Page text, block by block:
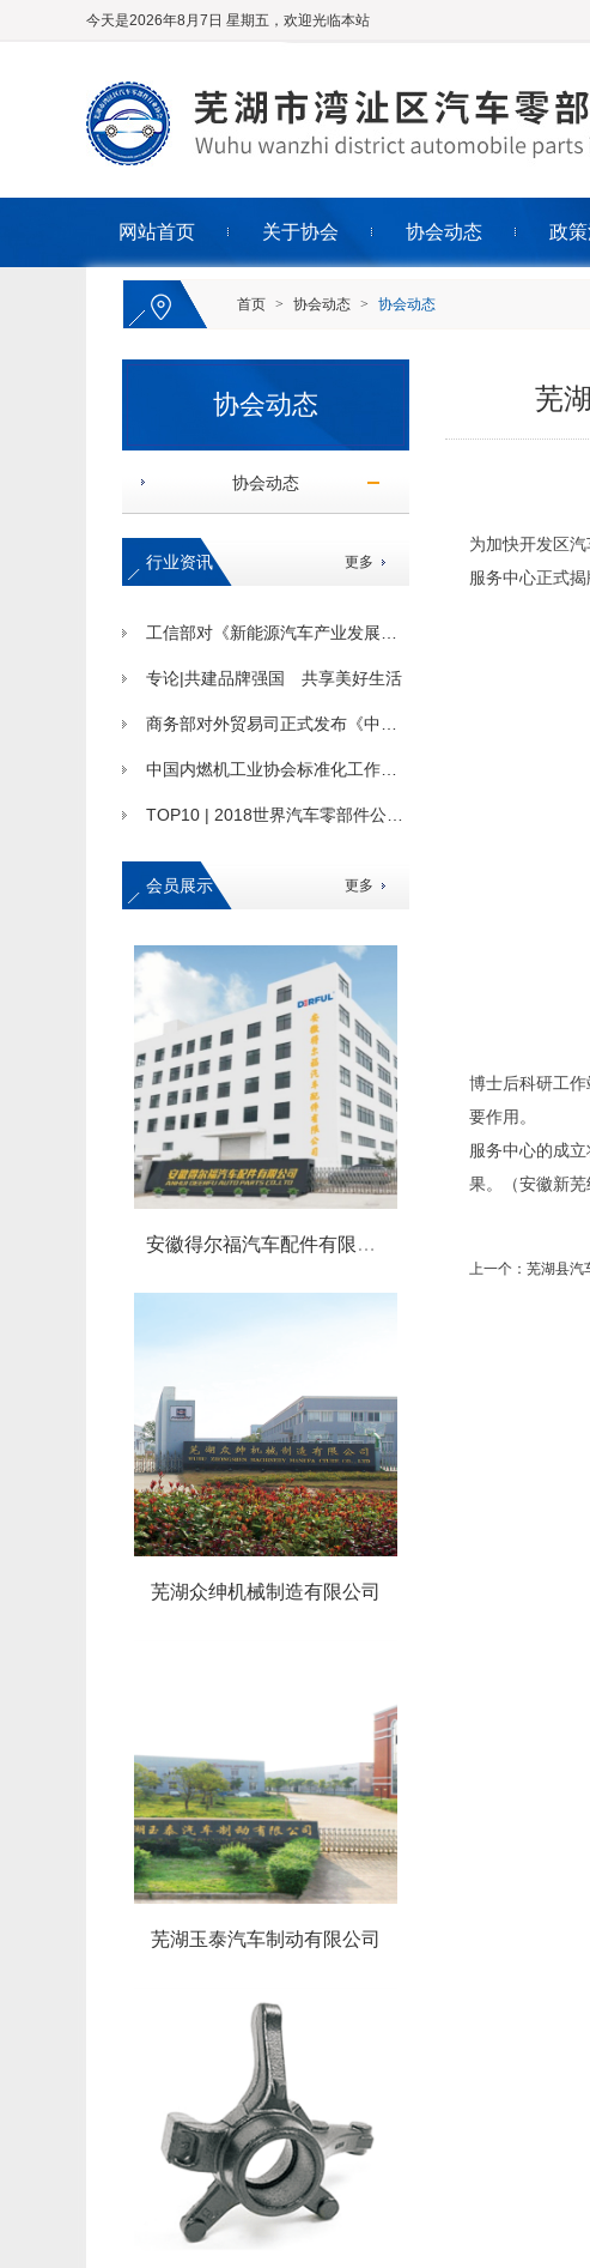
今天是2026年8月7日 星期五，欢迎光临本站
网站首页 关于协会 协会动态 政
首页 > 协会动态 > 协会动态
协会动态
协会动态
更多
行业资讯
工信部对《新能源汽车产业发展规划（2021-2035年）》公开征求意见
专论|共建品牌强国 共享美好生活
商务部对外贸易司正式发布《中国汽车贸易高质量发展报告》
中国内燃机工业协会标准化工作委员会和中国机械工业标准化技术协会内燃机专业委员会2019年联合年会圆满召开
TOP10 | 2018世界汽车零部件公司排行榜
更多
会员展示
安徽得尔福汽车配件有限公司
芜湖众绅机械制造有限公司
芜湖玉泰汽车制动有限公司
芜
为加快开发区
服务中心正式揭
博士后科研工
要作用。
服务中心的成
果。（安徽新芜
上一个： 芜湖县汽